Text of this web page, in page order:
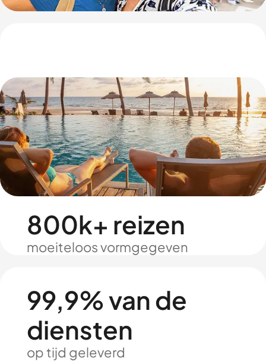
800k+ reizen
moeiteloos vormgegeven
99,9% van de
diensten
op tijd geleverd